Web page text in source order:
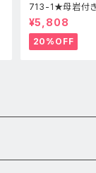
713-1★母岩付
ーカルセドニー
質】天然石ブレス
パワーストーン
¥5,808
20%OFF